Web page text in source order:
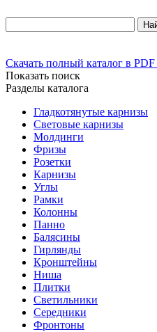
Скачать полный каталог в
Показать поиск
Разделы каталога
Гладкотянутые карнизы
Световые карнизы
Молдинги
Фризы
Розетки
Карнизы
Углы
Рамки
Колонны
Панно
Балясины
Гирлянды
Кронштейны
Ниша
Плитки
Светильники
Середники
Фронтоны